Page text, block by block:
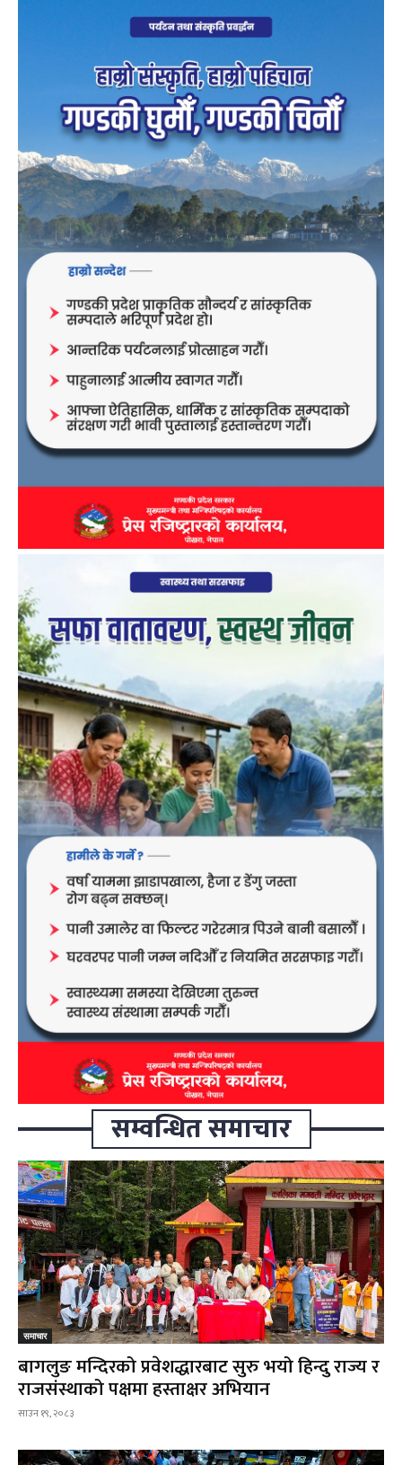
सम्वन्धित समाचार
समाचार
बागलुङ मन्दिरको प्रवेशद्धारबाट सुरु भयो हिन्दु राज्य र
राजसंस्थाको पक्षमा हस्ताक्षर अभियान
साउन १९, २०८३